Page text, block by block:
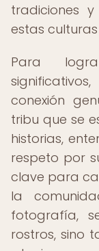
tradiciones
estas culturas
Para
conexión
tribu que se
historias,
respeto por
clave para
la
fotografía,
rostros, sino